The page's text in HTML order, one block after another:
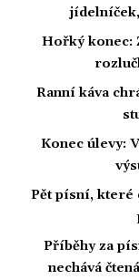
Hořký konec:
Ranní káva
Konec úlevy:
Pět písní, které
Příběhy za
nechává